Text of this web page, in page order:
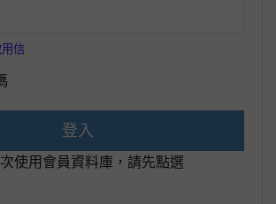
信
登入
使用會員資料庫，請先點選